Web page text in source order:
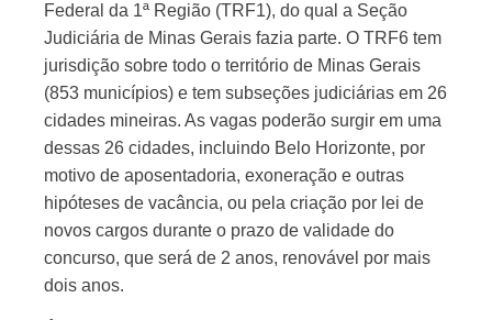
Federal da 1ª Região (TRF1), do qual a Seção
Judiciária de Minas Gerais fazia parte. O TRF6 tem
jurisdição sobre todo o território de Minas Gerais
(853 municípios) e tem subseções judiciárias em 26
cidades mineiras. As vagas poderão surgir em uma
dessas 26 cidades, incluindo Belo Horizonte, por
motivo de aposentadoria, exoneração e outras
hipóteses de vacância, ou pela criação por lei de
novos cargos durante o prazo de validade do
concurso, que será de 2 anos, renovável por mais
dois anos.